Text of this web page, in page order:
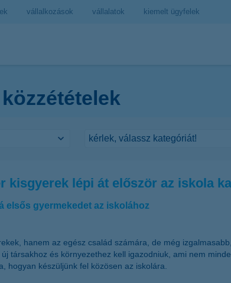
vállalkozások vállalatok kiemelt ügyfelek
kisgyerek lépi át először az iskola
elsős gyermekedet az iskolához
hanem az egész család számára, de még
társakhoz és környezethez kell igazodniuk, ami nem
hogyan készüljünk fel közösen az iskolára.